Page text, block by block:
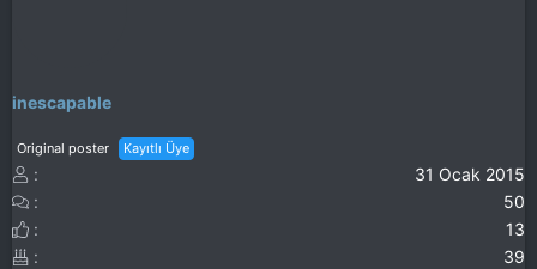
inescapable
Original poster Kayıtlı Üye
31 Ocak 2015
50
13
39